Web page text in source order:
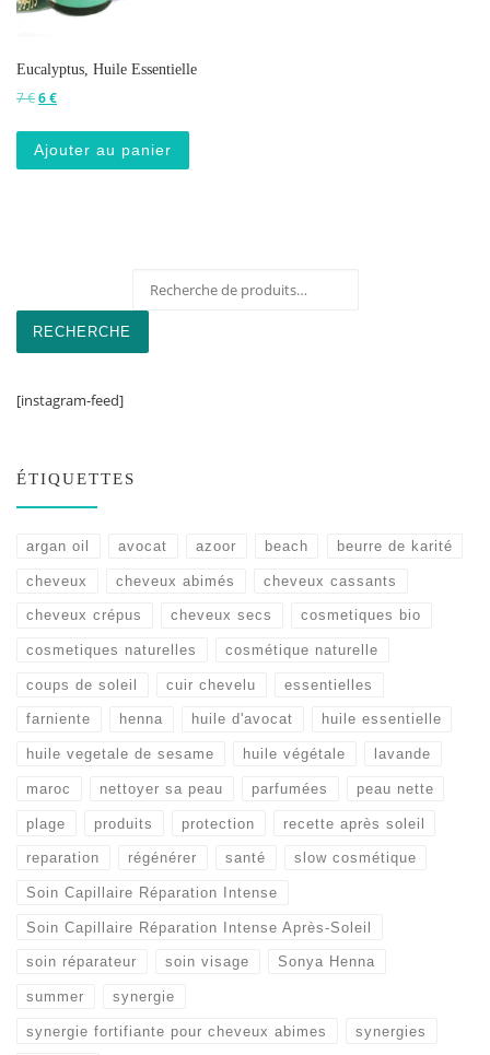
Eucalyptus, Huile Essentielle
7€Le prix initial était : 7 €.
6€Le prix actuel est : 6 €.
Ajouter au panier
RECHERCHE
[instagram-feed]
ÉTIQUETTES
argan oil avocat azoor beach beurre de karité
cheveux cheveux abimés cheveux cassants
cheveux crépus cheveux secs cosmetiques bio
cosmetiques naturelles cosmétique naturelle
coups de soleil cuir chevelu essentielles
farniente henna huile d'avocat huile essentielle
huile vegetale de sesame huile végétale lavande
maroc nettoyer sa peau parfumées peau nette
plage produits protection recette après soleil
reparation régénérer santé slow cosmétique
Soin Capillaire Réparation Intense
Soin Capillaire Réparation Intense Après-Soleil
soin réparateur soin visage Sonya Henna
summer synergie
synergie fortifiante pour cheveux abimes synergies